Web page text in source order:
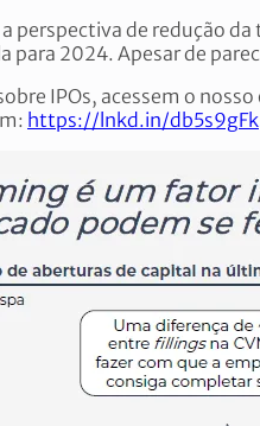
perspectiva de redução
para 2024. Apesar de
IPOs, acessem o
https://lnkd.in/db5s9gFk